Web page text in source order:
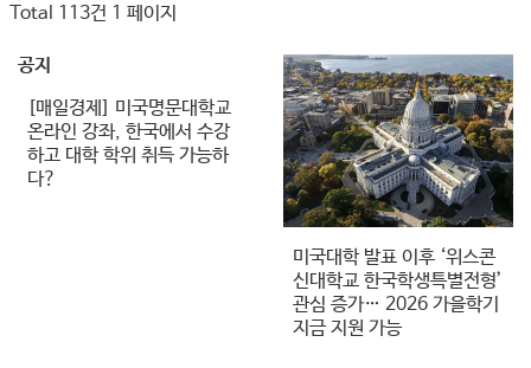
Total 113건 1 페이지
공지
[매일경제] 미국명문대학교
온라인 강좌, 한국에서 수강
하고 대학 학위 취득 가능하
다?
미국대학 발표 이후 ‘위스콘
신대학교 한국학생특별전형’
관심 증가… 2026 가을학기
지금 지원 가능